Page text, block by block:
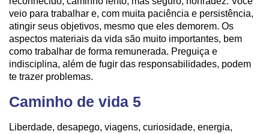
veio para trabalhar e, com muita paciência e persistência,
atingir seus objetivos, mesmo que eles demorem. Os
aspectos materiais da vida são muito importantes, bem
como trabalhar de forma remunerada. Preguiça e
indisciplina, além de fugir das responsabilidades, podem
te trazer problemas.
Caminho de vida 5
Liberdade, desapego, viagens, curiosidade, energia,